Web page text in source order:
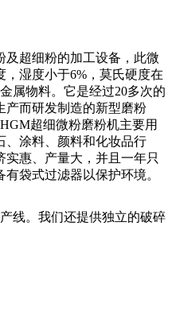
及超细粉的加工设备，此微
湿度小于6%，莫氏硬度在
属物料。它是经过20多次的
产而研发制造的新型磨粉
超细微粉磨粉机主要用
、涂料、颜料和化妆品行
惠、产量大，并且一年只
袋式过滤器以保护环境。
线。我们还提供独立的破碎